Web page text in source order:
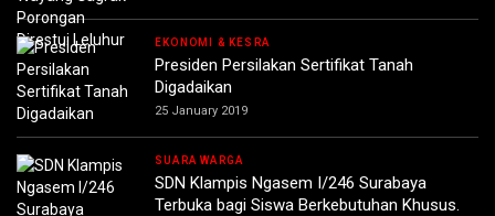
EKONOMI & KESRA
Presiden Persilakan Sertifikat Tanah
Digadaikan
25 January 2019
SUARA WARGA
SDN Klampis Ngasem I/246 Surabaya
Terbuka bagi Siswa Berkebutuhan Khusus.